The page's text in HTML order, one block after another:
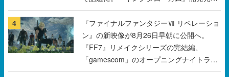
チェコのプロ野球選手から称賛の声
4
『ファイナルファンタジーⅦ リベレーショ
ン』の新映像が8月26日早朝に公開へ。
『FF7』リメイクシリーズの完結編、
「gamescom」のオープニングナイトライ
ブにてディレクターの浜口直樹氏が登壇す